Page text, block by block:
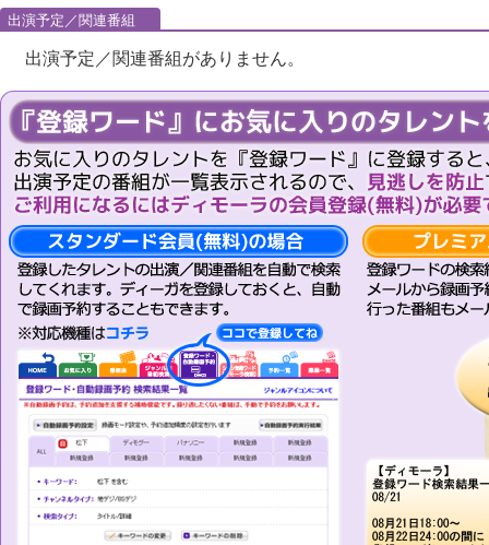
出演予定／関連番組
出演予定／関連番組がありません。